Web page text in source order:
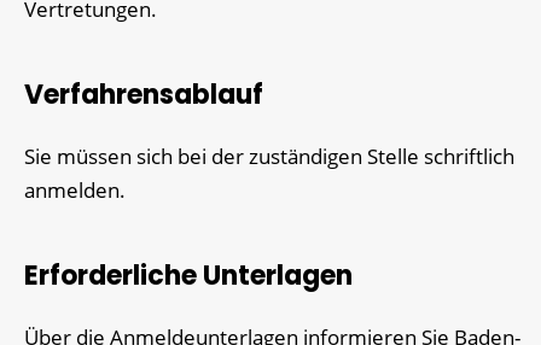
Vertretungen.
Verfahrensablauf
Sie müssen sich bei der zuständigen Stelle schriftlich
anmelden.
Erforderliche Unterlagen
Über die Anmeldeunterlagen informieren Sie Baden-